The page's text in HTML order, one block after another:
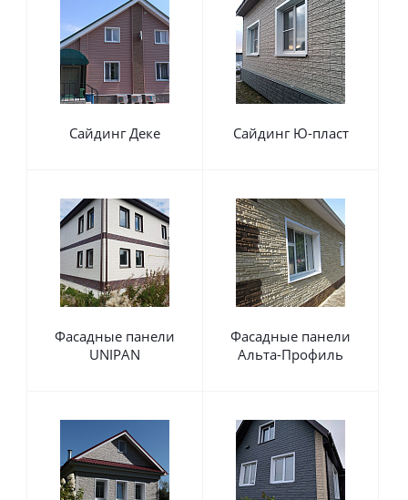
Сайдинг Деке Сайдинг Ю-пласт
Фасадные панели
UNIPAN
Фасадные панели
Альта-Профиль